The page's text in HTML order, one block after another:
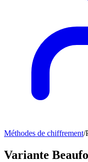
Méthodes de chiffrement/
Variante